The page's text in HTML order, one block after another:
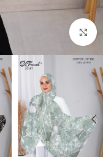
Click to enlarge